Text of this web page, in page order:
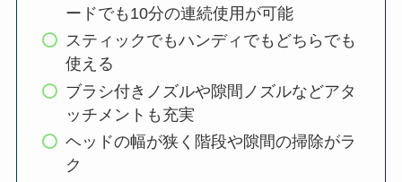
ードでも10分の連続使用が可能
スティックでもハンディでもどちらでも
使える
ブラシ付きノズルや隙間ノズルなどアタ
ッチメントも充実
ヘッドの幅が狭く階段や隙間の掃除がラ
ク